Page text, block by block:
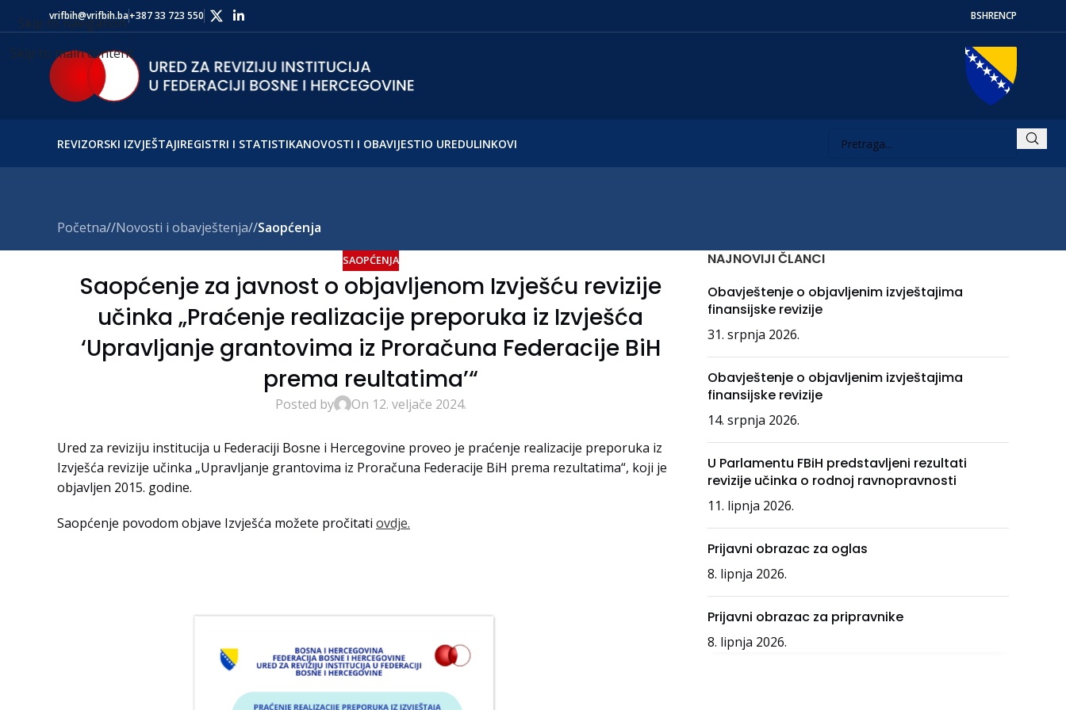
Skip to navigation
Skip to main content
vrifbih@vrifbih.ba+387 33 723 550 BSHRENСР
REVIZORSKI IZVJEŠTAJIREGISTRI I STATISTIKANOVOSTI I OBAVIJESTIO UREDULINKOVI
Početna/ Novosti i obavještenja/ Saopćenja
SAOPĆENJA
Saopćenje za javnost o objavljenom Izvješću revizije
učinka „Praćenje realizacije preporuka iz Izvješća
‘Upravljanje grantovima iz Proračuna Federacije BiH
prema reultatima’“
Posted by On 12. veljače 2024.
Ured za reviziju institucija u Federaciji Bosne i Hercegovine proveo je praćenje realizacije preporuka iz
Izvješća revizije učinka „Upravljanje grantovima iz Proračuna Federacije BiH prema rezultatima“, koji je
objavljen 2015. godine.
Saopćenje povodom objave Izvješća možete pročitati ovdje.
NAJNOVIJI ČLANCI
Obavještenje o objavljenim izvještajima
finansijske revizije
31. srpnja 2026.
Obavještenje o objavljenim izvještajima
finansijske revizije
14. srpnja 2026.
U Parlamentu FBiH predstavljeni rezultati
revizije učinka o rodnoj ravnopravnosti
11. lipnja 2026.
Prijavni obrazac za oglas
8. lipnja 2026.
Prijavni obrazac za pripravnike
8. lipnja 2026.